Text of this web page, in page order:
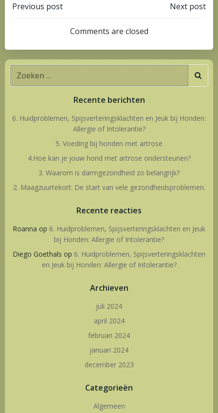
Bericht
navigatie
Previous post
Bericht
navigatie
Next post
Comments are closed
Zoeken
naar:
Recente berichten
6. Huidproblemen, Spijsverteringsklachten en Jeuk bij Honden:
Allergie of Intolerantie?
5. Voeding bij honden met artrose
4.Hoe kan je jouw hond met artrose ondersteunen?
3. Waarom is darmgezondheid zo belangrijk?
2. Maagzuurtekort: De start van vele gezondheidsproblemen.
Recente reacties
Roanna op 6. Huidproblemen, Spijsverteringsklachten en Jeuk
bij Honden: Allergie of Intolerantie?
Diego Goethals op 6. Huidproblemen, Spijsverteringsklachten
en Jeuk bij Honden: Allergie of Intolerantie?
Archieven
juli 2024
april 2024
februari 2024
januari 2024
december 2023
Categorieën
Algemeen